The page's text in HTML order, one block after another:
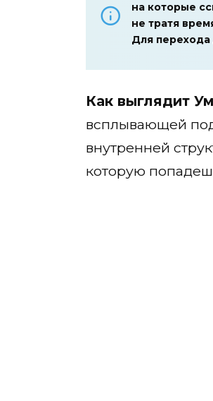
на которые
не тратя
Для
Как выглядит
всплывающей
внутренней
которую